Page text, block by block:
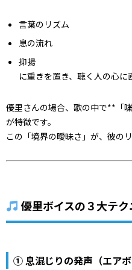
言葉のリズム
息の流れ
抑揚
に重きを置き、聴く人の心に
優里さんの場合、歌の中で**「
が特徴です。
この「境界の曖昧さ」が、彼の
優里ボイスの３大テク
① 息混じりの発声（エアボ